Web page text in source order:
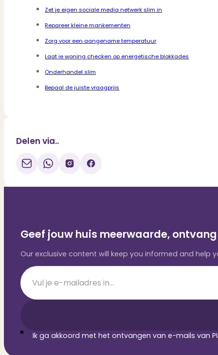
Zet je eigen sociale media netwerk slim in
Repareer kleine mankementen
Zorg voor een aangename temperatuur
Laat je woning checken op energetische blokkades
Onderhandel slim
Bepaal de juiste vraagprijs
Delen via..
Geef jouw huis meerwaarde,
Our exclusive content will keep you informed and
Section
Ik ga akkoord met het ontvangen van e-mails van